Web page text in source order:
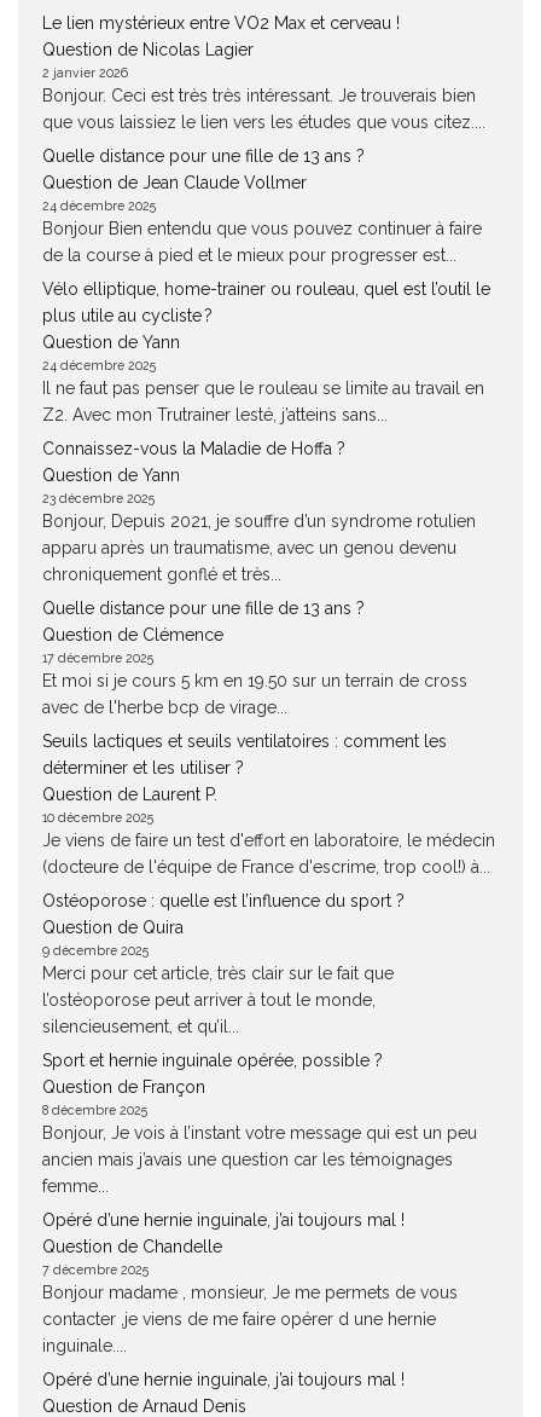
Le lien mystérieux entre VO2 Max et cerveau !
Question de Nicolas Lagier
2 janvier 2026
Bonjour. Ceci est très très intéressant. Je trouverais bien
que vous laissiez le lien vers les études que vous citez....
Quelle distance pour une fille de 13 ans ?
Question de Jean Claude Vollmer
24 décembre 2025
Bonjour Bien entendu que vous pouvez continuer à faire
de la course à pied et le mieux pour progresser est...
Vélo elliptique, home-trainer ou rouleau, quel est l’outil le
plus utile au cycliste ?
Question de Yann
24 décembre 2025
Il ne faut pas penser que le rouleau se limite au travail en
Z2. Avec mon Trutrainer lesté, j’atteins sans...
Connaissez-vous la Maladie de Hoffa ?
Question de Yann
23 décembre 2025
Bonjour, Depuis 2021, je souffre d’un syndrome rotulien
apparu après un traumatisme, avec un genou devenu
chroniquement gonflé et très...
Quelle distance pour une fille de 13 ans ?
Question de Clémence
17 décembre 2025
Et moi si je cours 5 km en 19.50 sur un terrain de cross
avec de l'herbe bcp de virage...
Seuils lactiques et seuils ventilatoires : comment les
déterminer et les utiliser ?
Question de Laurent P.
10 décembre 2025
Je viens de faire un test d'effort en laboratoire, le médecin
(docteure de l'équipe de France d'escrime, trop cool!) à...
Ostéoporose : quelle est l’influence du sport ?
Question de Quira
9 décembre 2025
Merci pour cet article, très clair sur le fait que
l’ostéoporose peut arriver à tout le monde,
silencieusement, et qu’il...
Sport et hernie inguinale opérée, possible ?
Question de Françon
8 décembre 2025
Bonjour, Je vois à l’instant votre message qui est un peu
ancien mais j’avais une question car les témoignages
femme...
Opéré d’une hernie inguinale, j’ai toujours mal !
Question de Chandelle
7 décembre 2025
Bonjour madame , monsieur, Je me permets de vous
contacter ,je viens de me faire opérer d une hernie
inguinale....
Opéré d’une hernie inguinale, j’ai toujours mal !
Question de Arnaud Denis